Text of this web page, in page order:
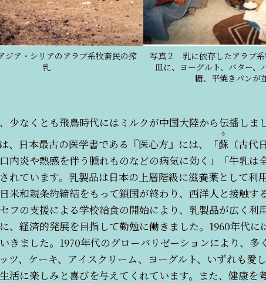
ア・シリアのアラブ系牧畜民の搾
乳
写真２ 乳に依存したアラブ系
皿に、ヨーグルト、バター、
糖、平焼きパンが
少なくとも飛鳥時代にはミルクが中国大陸から伝播し
、日本最古の医学書である『医心方』には、「蘇
そ
（古
内炎や熱感を伴う腫れものなどの病気に効く」「牛乳
れています。乳製品は日本の上層階級に滋養薬として
米和親条約締結をもって鎖国が終わり、西洋人と接触
フの支援による学校給食の開始により、乳製品が広く
、経済的発展を目指して勤勉に働きました。1960年代
きました。1970年代のグローバリゼーションにより、
ツ、ケーキ、アイスクリーム、ヨーグルト、いずれも
活に楽しみと喜びを与えてくれています。また、健康